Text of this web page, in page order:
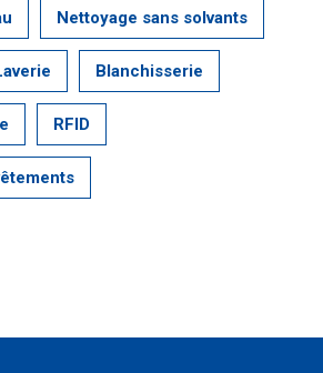
Nettoyage sans solvants
Blanchisserie
RFID